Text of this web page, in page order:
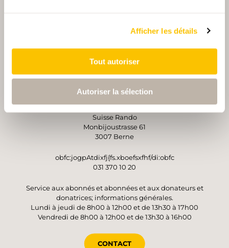
Afficher les détails
Tout autoriser
Autoriser la sélection
PARTENAIRE PARTENAIRE
Suisse Rando
Monbijoustrasse 61
3007 Berne
obfc:jogpAtdixfj{fs.xboefsxfhf/di:obfc
031 370 10 20
Service aux abonnés et abonnées et aux donateurs et
donatrices; informations générales.
Lundi à jeudi de 8h00 à 12h00 et de 13h30 à 17h00
Vendredi de 8h00 à 12h00 et de 13h30 à 16h00
CONTACT